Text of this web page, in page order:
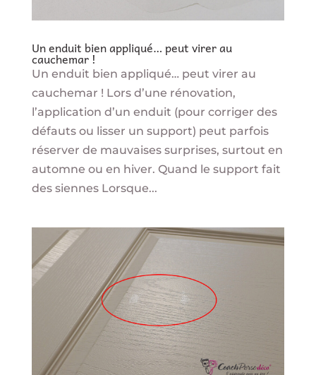
Un enduit bien appliqué… peut virer au
cauchemar !
Un enduit bien appliqué… peut virer au
cauchemar ! Lors d’une rénovation,
l’application d’un enduit (pour corriger des
défauts ou lisser un support) peut parfois
réserver de mauvaises surprises, surtout en
automne ou en hiver. Quand le support fait
des siennes Lorsque...